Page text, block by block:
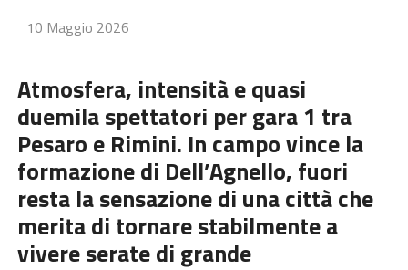
10 Maggio 2026
Atmosfera, intensità e quasi
duemila spettatori per gara 1 tra
Pesaro e Rimini. In campo vince la
formazione di Dell’Agnello, fuori
resta la sensazione di una città che
merita di tornare stabilmente a
vivere serate di grande